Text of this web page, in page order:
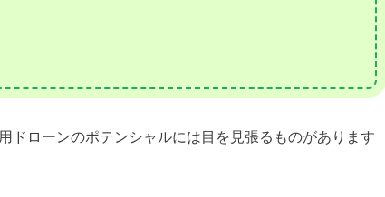
ドローンのポテンシャルには目を見張るものがあります